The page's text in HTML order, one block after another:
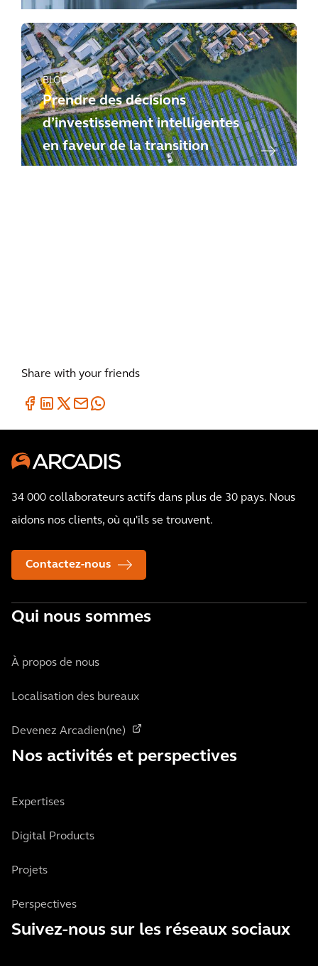
BLOG
Prendre des décisions
d’investissement intelligentes
en faveur de la transition
Share with your friends
34 000 collaborateurs actifs dans plus de 30 pays. Nous
aidons nos clients, où qu'ils se trouvent.
Contactez-nous
Qui nous sommes
À propos de nous
Localisation des bureaux
Devenez Arcadien(ne)
Nos activités et perspectives
Expertises
Digital Products
Projets
Perspectives
Suivez-nous sur les réseaux sociaux